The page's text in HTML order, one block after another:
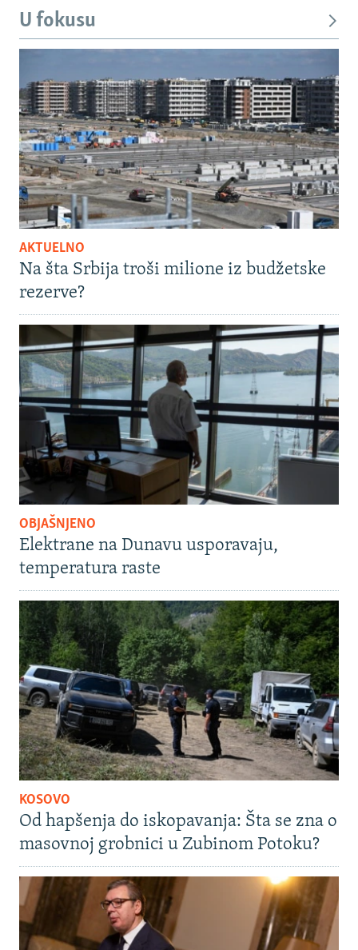
U fokusu
AKTUELNO
Na šta Srbija troši milione iz budžetske
rezerve?
OBJAŠNJENO
Elektrane na Dunavu usporavaju,
temperatura raste
KOSOVO
Od hapšenja do iskopavanja: Šta se zna o
masovnoj grobnici u Zubinom Potoku?